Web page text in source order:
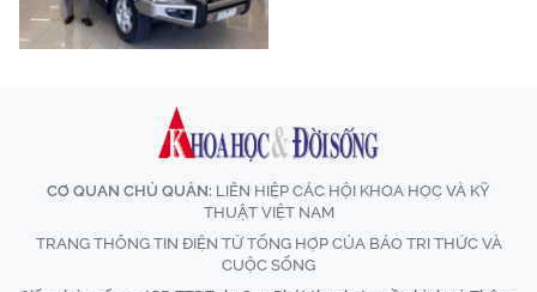
CƠ QUAN CHỦ QUẢN: LIÊN HIỆP CÁC HỘI KHOA HỌC VÀ KỸ
THUẬT VIỆT NAM
TRANG THÔNG TIN ĐIỆN TỬ TỔNG HỢP CỦA BÁO TRI THỨC VÀ
CUỘC SỐNG